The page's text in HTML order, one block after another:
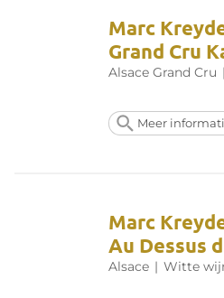
Marc
Grand Cru
Alsace Grand Cru |
Meer
Marc
Au Dessus
Alsace | Witte